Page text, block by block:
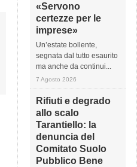
«Servono
certezze per le
imprese»
Un’estate bollente,
segnata dal tutto esaurito
ma anche da continui...
7 Agosto 2026
Rifiuti e degrado
allo scalo
Tarantiello: la
denuncia del
Comitato Suolo
Pubblico Bene